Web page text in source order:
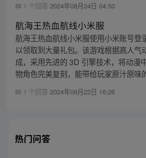
1 个回答 2024年08月24日 04:50
航海王热血航线小米服
航海王热血航线小米服使用小米账号登
以领取到大量礼包。该游戏根据高人气
成，采用先进的 3D 引擎技术，将动漫
物角色完美复刻，能带给玩家原汁原味
1 个回答 2024年08月22日 16:26
热门问答